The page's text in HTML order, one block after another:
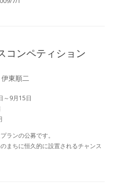
コンペティション
伊東順二
～9月15日
ランの公募です。
まちに恒久的に設置されるチャンス